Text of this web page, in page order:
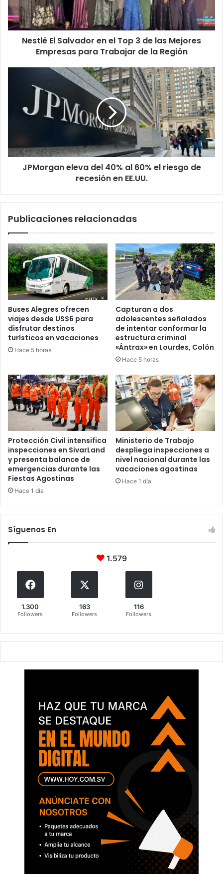
3
de
las
Mejores
Empresas
Nestlé El Salvador en el Top 3 de las Mejores
Empresas para Trabajar de la Región
riesgo
de
recesiónJPMorgan eleva del 40% al 60% el riesgo de
recesión en EE.UU.
Publicaciones relacionadas
Buses Alegres ofrecen
viajes desde US$6 para
disfrutar destinos
turísticos en vacaciones
Hace 5 horas
Capturan a dos
adolescentes señalados
de intentar conformar la
estructura criminal
«Ántrax» en Lourdes, Colón
Hace 5 horas
Protección Civil intensifica
inspecciones en SivarLand
y presenta balance de
emergencias durante las
Fiestas Agostinas
Hace 1 día
Ministerio de Trabajo
despliega inspecciones a
nivel nacional durante las
vacaciones agostinas
Hace 1 día
Síguenos En
1.579
1.300
Followers
163
Followers
116
Followers